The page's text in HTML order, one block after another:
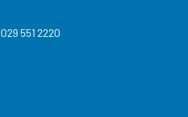
029 551 2220